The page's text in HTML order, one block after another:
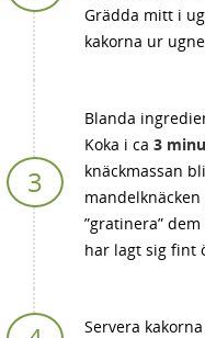
Grädda mitt i
kakorna ur
Blanda
Koka i ca 3
knäckmassan
”gratinera” dem
har lagt sig fint
Servera